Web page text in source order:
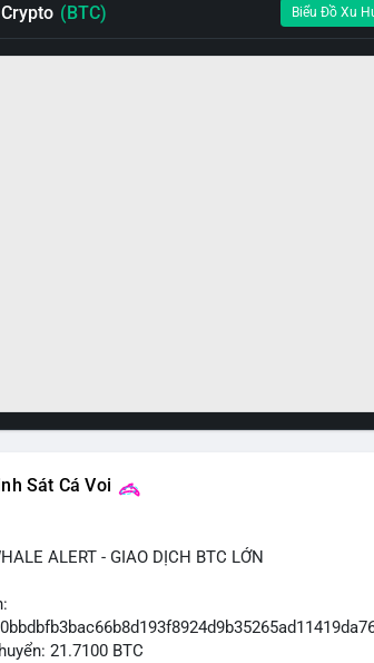
(BTC) Biểu Đồ Xu
Sát Cá Voi
ALERT - GIAO DỊCH BTC LỚN
21.7100 BTC